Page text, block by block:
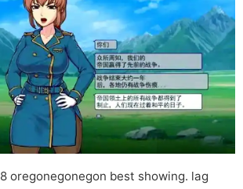
oregonegonegon best showing. lag